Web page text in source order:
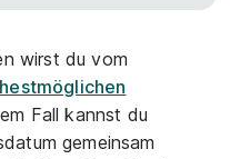
wirst du vom
Fall kannst du
gemeinsam